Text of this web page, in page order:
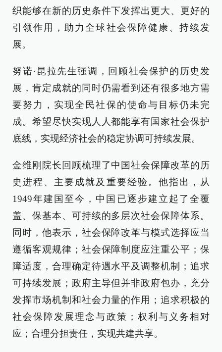
织能够在新的历史条件下发挥出更大、更好的
引领作用，助力全球社会保障健康、持续发
展。
努诺·昆拉先生强调，回顾社会保护的历史发
展，肯定成就的同时仍需看到还有很多地方需
要努力，实现全民社保的使命与目标仍未完
成。希望尽快实现人人都能享有国家社会保护
底线，实现经济社会的稳定协调可持续发展。
金维刚院长回顾梳理了中国社会保障改革的历
史进程、主要成就及重要经验。他指出，从
1949年建国至今，中国已逐步建立起了全覆
盖、保基本、可持续的多层次社会保障体系。
同时，他表示，社会保障改革与模式选择应当
遵循客观规律；社会保障制度应注重公平；保
障适度，合理确定待遇水平及调整机制；追求
可持续发展；政府主导但并非政府包办，充分
发挥市场机制和社会力量的作用；追求积极的
社会保障发展理念与政策；权利与义务相对
应；合理分担责任，实现共建共享。